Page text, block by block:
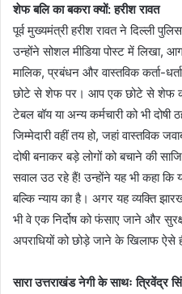
शेफ बलि का बकरा क्यों: हरीश रावत
पूर्व मुख्यमंत्री हरीश रावत ने दिल्ली
उन्होंने सोशल मीडिया पोस्ट में लिखा,
मालिक, प्रबंधन और वास्तविक कर्ता-
छोटे से शेफ पर। आप एक छोटे से शेफ को
टेबल बॉय या अन्य कर्मचारी को भी दोषी
जिम्मेदारी वहीं तय हो, जहां वास्तविक
दोषी बनाकर बड़े लोगों को बचाने की
सवाल उठ रहे हैं! उन्होंने यह भी कहा कि
बल्कि न्याय का है। अगर यह व्यक्ति
भी वे एक निर्दोष को फंसाए जाने और
अपराधियों को छोड़े जाने के खिलाफ ऐसे
सारा उत्तराखंड नेगी के साथः त्रिवेंद्र